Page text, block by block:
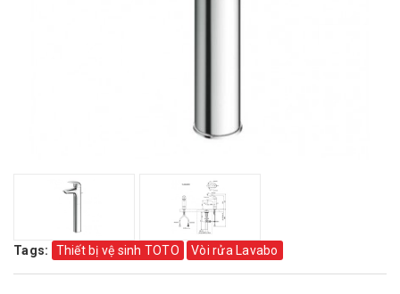
Tags: Thiết bị vệ sinh TOTO Vòi rửa Lavabo